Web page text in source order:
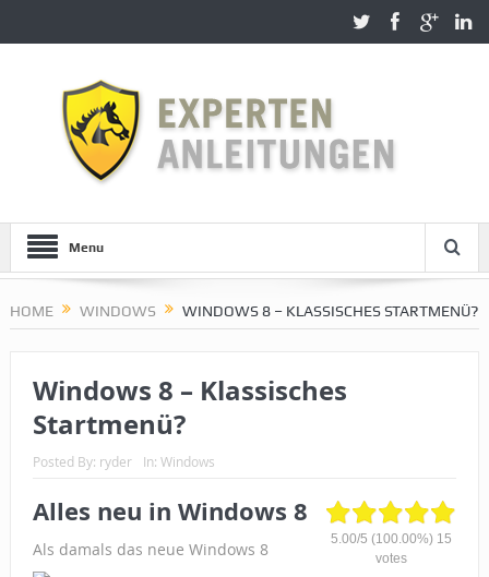
Menu
HOME WINDOWS WINDOWS 8 – KLASSISCHES STARTMENÜ?
Windows 8 – Klassisches
Startmenü?
Posted By: ryder In: Windows
5.00/5 (100.00%) 15
votes
Alles neu in Windows 8
Als damals das neue Windows 8